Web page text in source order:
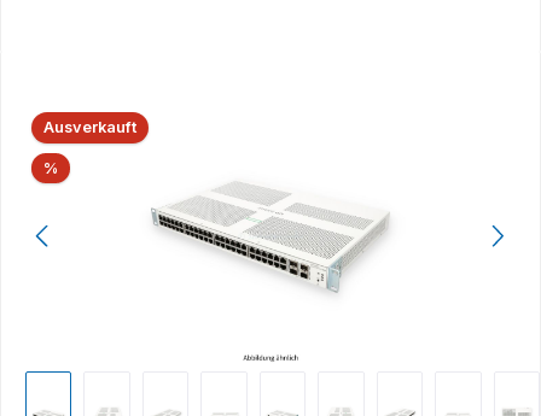
Bildergalerie überspringen
Ausverkauft
% Rabatt